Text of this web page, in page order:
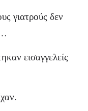
γιατρούς δεν
εισαγγελείς